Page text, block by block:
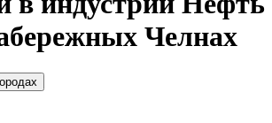
Челнах